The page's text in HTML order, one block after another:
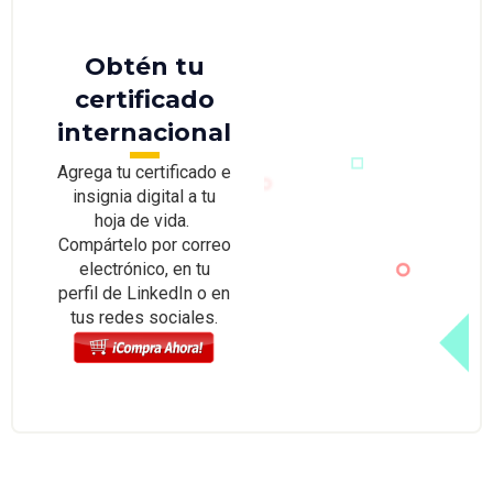
Obtén tu
certificado
internacional
Agrega tu certificado e
insignia digital a tu
hoja de vida.
Compártelo por correo
electrónico, en tu
perfil de LinkedIn o en
tus redes sociales.